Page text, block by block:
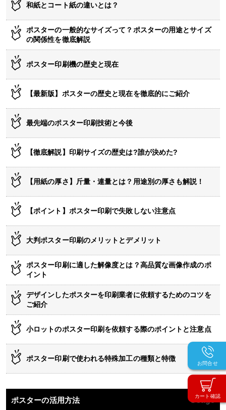
カート確認
お問合せ
和紙とコート紙の違いとは？
ポスターの一般的なサイズって？ポスターの用途とサイズ
の関係性を徹底解説
ポスター印刷機の歴史と現在
【最新版】ポスターの歴史と現在を徹底的にご紹介
最先端のポスター印刷技術と今後
【徹底解説】印刷サイズの歴史は?誰が決めた?
【用紙の厚さ】斤量・連量とは？用途別の厚さも解説！
【ポイント】ポスター印刷で失敗しない注意点
大判ポスター印刷のメリットとデメリット
ポスター印刷に適した解像度とは？高品質な画像作成のポ
イント
デザインしたポスターを印刷業者に依頼するためのコツを
ご紹介
小ロットのポスター印刷を依頼する際のポイントと注意点
ポスター印刷で使われる特殊加工の種類と特徴
ポスターの活用方法 Usage